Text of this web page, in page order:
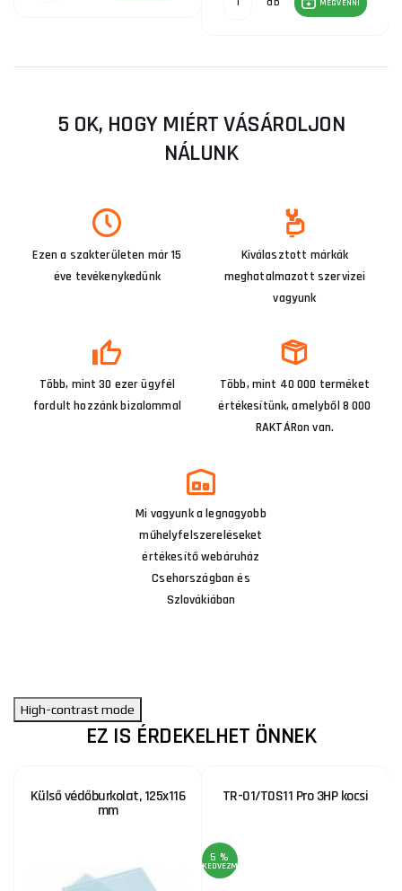
MEGVENNI
5 OK, HOGY MIÉRT VÁSÁROLJON
NÁLUNK
Ezen a szakterületen már 15
éve tevékenykedünk
Kiválasztott márkák
meghatalmazott szervizei
vagyunk
Több, mint 30 ezer ügyfél
fordult hozzánk bizalommal
Több, mint 40 000 terméket
értékesítünk, amelyből 8 000
RAKTÁRon van.
Mi vagyunk a legnagyobb
műhelyfelszereléseket
értékesítő webáruház
Csehországban és
Szlovákiában
High-contrast mode
EZ IS ÉRDEKELHET ÖNNEK
Külső védőburkolat, 125x116
mm
TR-01/T0S11 Pro 3HP kocsi
5 %
KEDVEZMÉNY